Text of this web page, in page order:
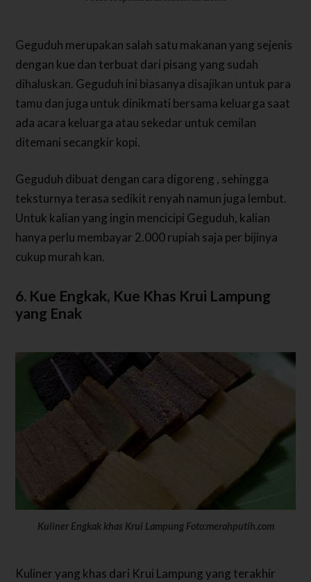
Geguduh merupakan salah satu makanan yang sejenis
dengan kue dan terbuat dari pisang yang sudah
dihaluskan. Geguduh ini biasanya disajikan untuk para
tamu dan juga untuk dinikmati bersama keluarga saat
ada acara keluarga atau sekedar untuk cemilan
ditemani secangkir kopi.
Geguduh dibuat dengan cara digoreng , sehingga
teksturnya terasa sedikit renyah namun juga lembut.
Untuk kalian yang ingin mencicipi Geguduh, kalian
hanya perlu membayar 2.000 rupiah saja per bijinya
cukup murah kan.
6. Kue Engkak, Kue Khas Krui Lampung
yang Enak
Kuliner Engkak khas Krui Lampung Foto:merahputih.com
Kuliner yang khas dari Krui Lampung yang terakhir